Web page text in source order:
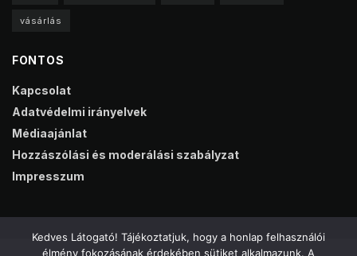
vásárlás
FONTOS
Kapcsolat
Adatvédelmi irányelvek
Médiaajánlat
Hozzászólási és moderálási szabályzat
Impresszum
Kedves Látogató! Tájékoztatjuk, hogy a honlap felhasználói
élmény fokozásának érdekében sütiket alkalmazunk. A